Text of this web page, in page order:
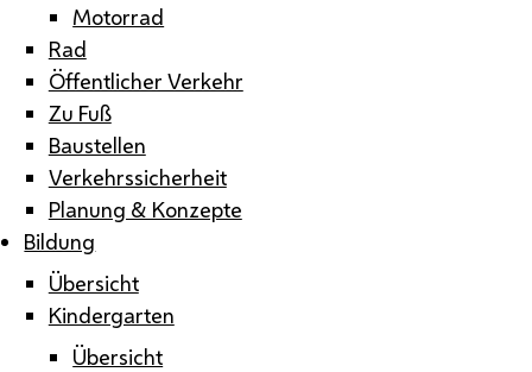
Motorrad
Rad
Öffentlicher Verkehr
Zu Fuß
Baustellen
Verkehrssicherheit
Planung & Konzepte
Bildung
Übersicht
Kindergarten
Übersicht